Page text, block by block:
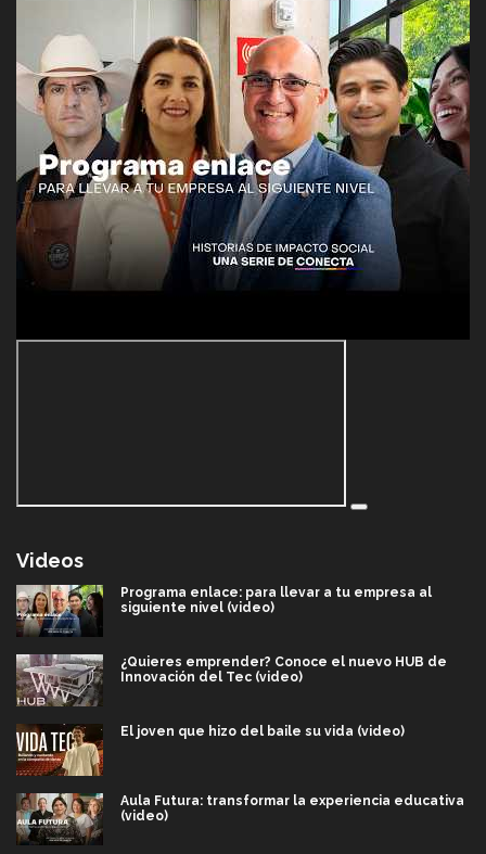
Videos
Programa enlace: para llevar a tu empresa al
siguiente nivel (video)
¿Quieres emprender? Conoce el nuevo HUB de
Innovación del Tec (video)
El joven que hizo del baile su vida (video)
Aula Futura: transformar la experiencia educativa
(video)